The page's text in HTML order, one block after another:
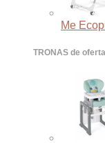
Me
TRONAS de oferta